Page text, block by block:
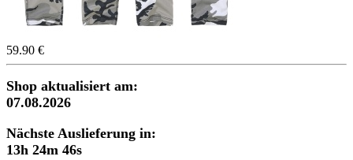
59.90 €
Shop aktualisiert am:
07.08.2026
Nächste Auslieferung in:
13h 24m 45s